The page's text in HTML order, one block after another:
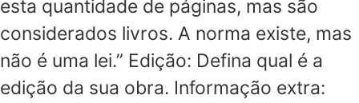
esta quantidade de páginas, mas são
considerados livros. A norma existe, mas
não é uma lei.” Edição: Defina qual é a
edição da sua obra. Informação extra: